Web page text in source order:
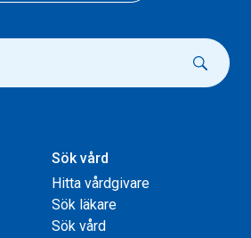
Sök vård
Hitta vårdgivare
Sök läkare
Sök vård